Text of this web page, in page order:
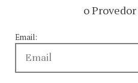
Who We Are
Recommendations and other decisions
o
Email: